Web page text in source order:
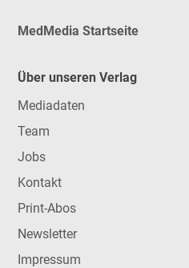
MedMedia Startseite
Über unseren Verlag
Mediadaten
Team
Jobs
Kontakt
Print-Abos
Newsletter
Impressum